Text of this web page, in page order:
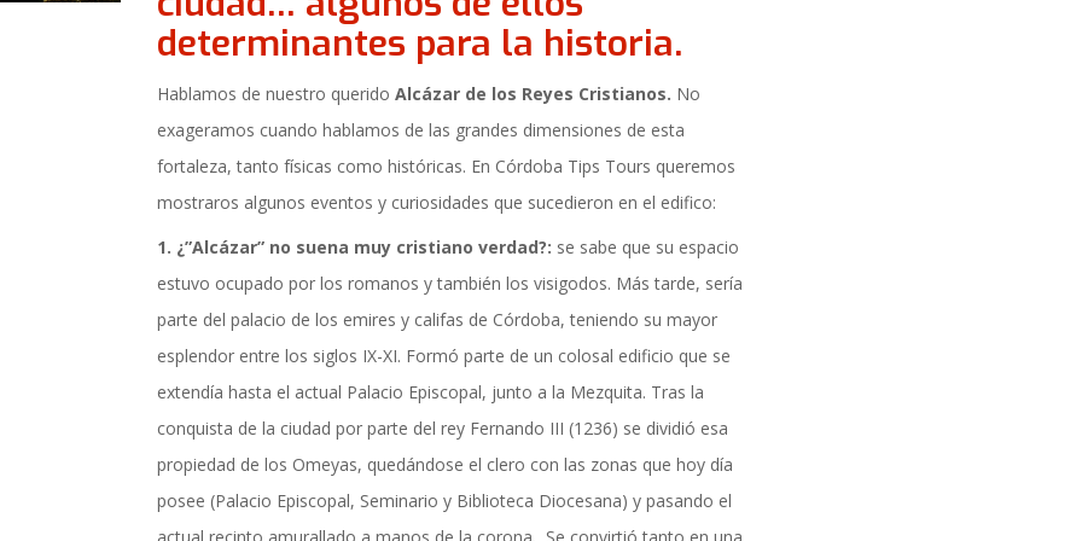
Y ACTUALIDAD
determinantes para la historia.
Hablamos de nuestro querido Alcázar de los Reyes Cristianos. No
exageramos cuando hablamos de las grandes dimensiones de esta
fortaleza, tanto físicas como históricas. En Córdoba Tips Tours queremos
mostraros algunos eventos y curiosidades que sucedieron en el edifico:
1. ¿”Alcázar” no suena muy cristiano verdad?: se sabe que su espacio
estuvo ocupado por los romanos y también los visigodos. Más tarde, sería
parte del palacio de los emires y califas de Córdoba, teniendo su mayor
esplendor entre los siglos IX-XI. Formó parte de un colosal edificio que se
extendía hasta el actual Palacio Episcopal, junto a la Mezquita. Tras la
conquista de la ciudad por parte del rey Fernando III (1236) se dividió esa
propiedad de los Omeyas, quedándose el clero con las zonas que hoy día
posee (Palacio Episcopal, Seminario y Biblioteca Diocesana) y pasando el